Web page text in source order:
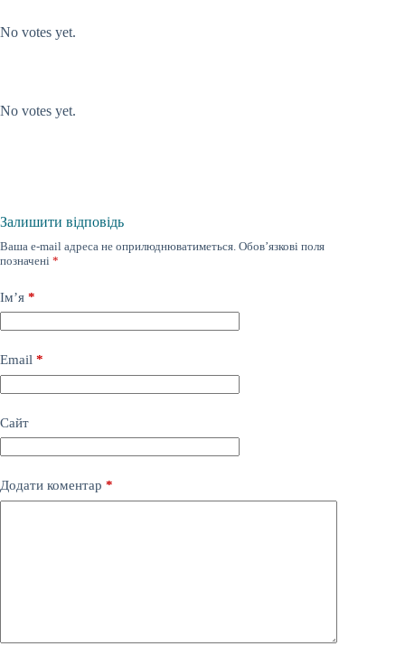
No votes yet.
No votes yet.
Залишити відповідь
Ваша e-mail адреса не оприлюднюватиметься. Обов’язкові поля
позначені *
Ім’я *
Email *
Сайт
Додати коментар *